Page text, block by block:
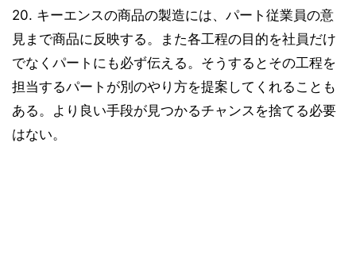
20. キーエンスの商品の製造には、パート従業員の意
見まで商品に反映する。また各工程の目的を社員だけ
でなくパートにも必ず伝える。そうするとその工程を
担当するパートが別のやり方を提案してくれることも
ある。より良い手段が見つかるチャンスを捨てる必要
はない。